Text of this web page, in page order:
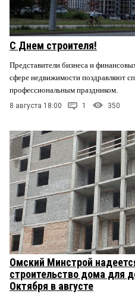
С Днем строителя!
Представители бизнеса и
сфере недвижимости поздравляют
профессиональным праздником.
8 августа 18:00 1 350
Омский Минстрой
строительство дома для
Октября в августе